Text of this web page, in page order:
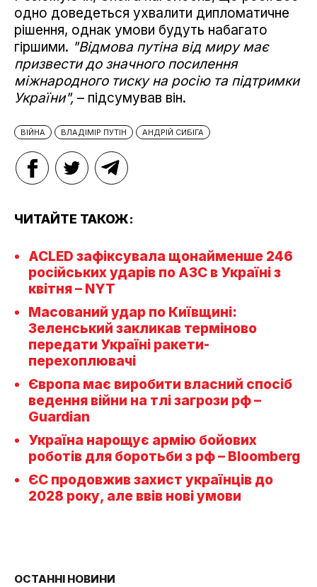
одно доведеться ухвалити дипломатичне
рішення, однак умови будуть набагато
гіршими. "Відмова путіна від миру має
призвести до значного посилення
міжнародного тиску на росію та підтримки
України", – підсумував він.
ВІЙНА ВЛАДІМІР ПУТІН АНДРІЙ СИБІГА
ЧИТАЙТЕ ТАКОЖ:
ACLED зафіксувала щонайменше 246
російських ударів по АЗС в Україні з
квітня – NYT
Масований удар по Київщині:
Зеленський закликав терміново
передати Україні ракети-
перехоплювачі
Європа має виробити власний спосіб
ведення війни на тлі загрози рф –
Guardian
Україна нарощує армію бойових
роботів для боротьби з рф – Bloomberg
ЄС продовжив захист українців до
2028 року, але ввів нові умови
ОСТАННІ НОВИНИ